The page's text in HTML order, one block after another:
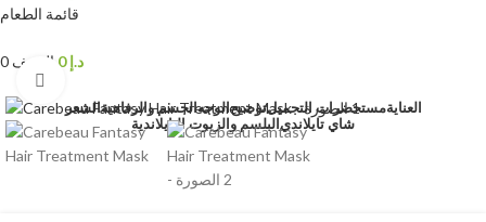
قائمة الطعام
0 الصنف د.إ0
الشعرالجسم والرفاهيةالوجهتوضيحمستحضرات التجميلالعناية
البلسم والزيوت التايلانديةشاي تايلاندي